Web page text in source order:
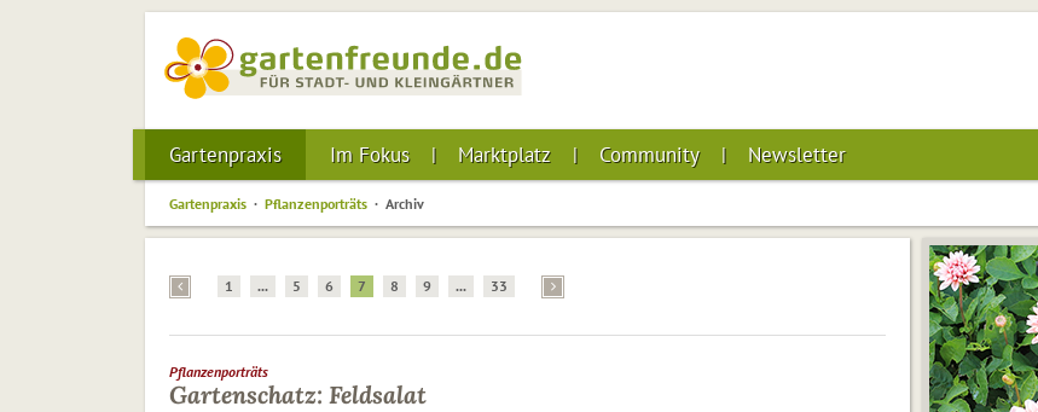
Gartenpraxis Im Fokus Marktplatz Community Newsletter
Gartenpraxis Pflanzenporträts Archiv
1 ... 5 6 7 8 9 ... 33
Pflanzenporträts
Gartenschatz: Feldsalat